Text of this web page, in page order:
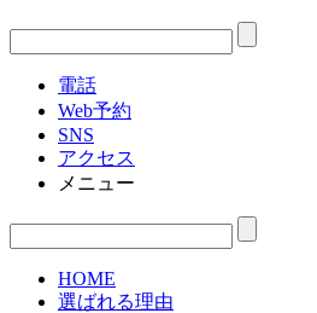
電話
Web予約
SNS
アクセス
メニュー
HOME
選ばれる理由